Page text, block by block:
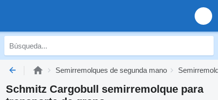
Semirremolques de segunda mano
Schmitz Cargobull semirremolque para